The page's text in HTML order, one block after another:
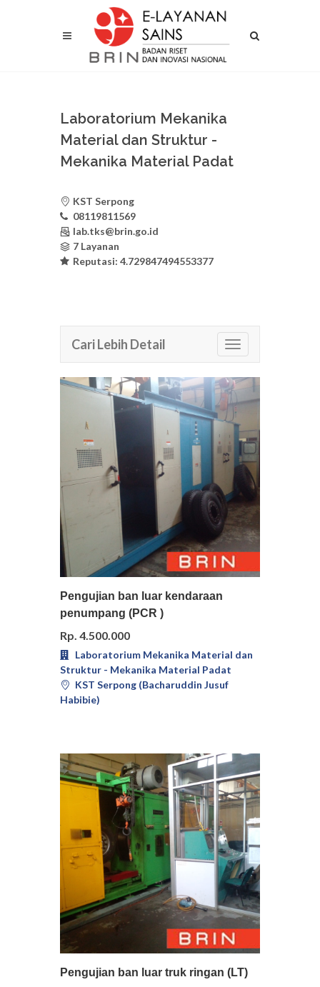
Laboratorium Mekanika
Material dan Struktur -
Mekanika Material Padat
KST Serpong
08119811569
lab.tks@brin.go.id
7 Layanan
Reputasi: 4.729847494553377
Cari Lebih Detail
Pilih Detail
Pengujian ban luar kendaraan
penumpang (PCR )
Rp. 4.500.000
Laboratorium Mekanika Material dan
Struktur - Mekanika Material Padat
KST Serpong (Bacharuddin Jusuf
Habibie)
Pilih Detail
Pengujian ban luar truk ringan (LT)